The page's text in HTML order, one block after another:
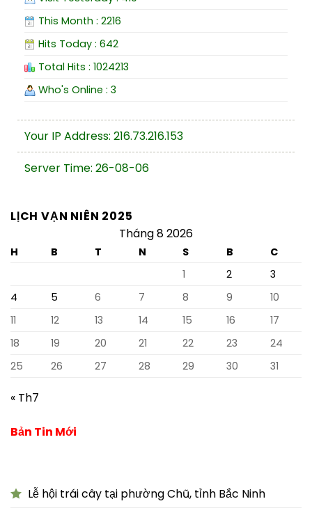
This Month : 2216
Hits Today : 642
Total Hits : 1024213
Who's Online : 3
Your IP Address: 216.73.216.153
Server Time: 26-08-06
LỊCH VẠN NIÊN 2025
Tháng 8 2026
H B T N S B
C
1
2
3
4
5 6 7 8 9
10
11
12 13 14 15 16
17
18
19 20 21 22 23
24
25
26 27 28 29 30 31
« Th7
Bản Tin Mới
Lễ hội trái cây tại phường Chũ, tỉnh Bắc Ninh